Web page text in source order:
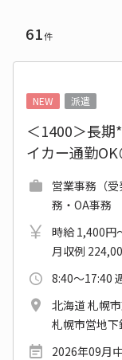
61件
NEW
派遣
＜1400＞長
イカー通勤
営業事務（
務・OA事務
時給 1,400円
月収例
8:40～17:40
北海道 札幌
札幌市営地
2026年09月